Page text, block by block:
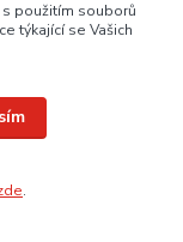
s použitím souborů
týkající se Vašich
.